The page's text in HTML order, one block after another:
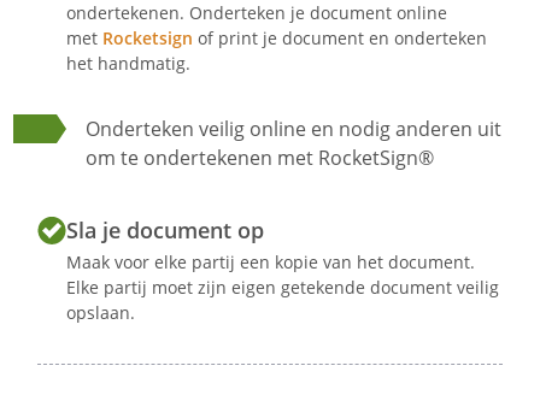
ondertekenen. Onderteken je document online
met Rocketsign of print je document en onderteken
het handmatig.
Onderteken veilig online en nodig anderen uit
om te ondertekenen met RocketSign®
Sla je document op
Maak voor elke partij een kopie van het document.
Elke partij moet zijn eigen getekende document veilig
opslaan.